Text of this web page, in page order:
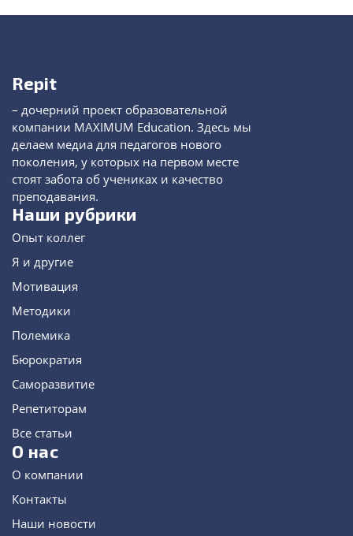
Repit
– дочерний проект образовательной
компании MAXIMUM Education. Здесь мы
делаем медиа для педагогов нового
поколения, у которых на первом месте
стоят забота об учениках и качество
преподавания.
Наши рубрики
Опыт коллег
Я и другие
Мотивация
Методики
Полемика
Бюрократия
Саморазвитие
Репетиторам
Все статьи
О нас
О компании
Контакты
Наши новости